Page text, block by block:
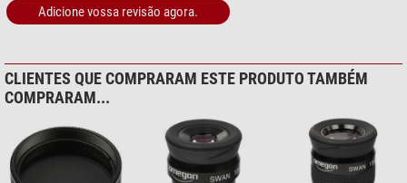
Adicione vossa revisão agora.
CLIENTES QUE COMPRARAM ESTE PRODUTO TAMBÉM
COMPRARAM...